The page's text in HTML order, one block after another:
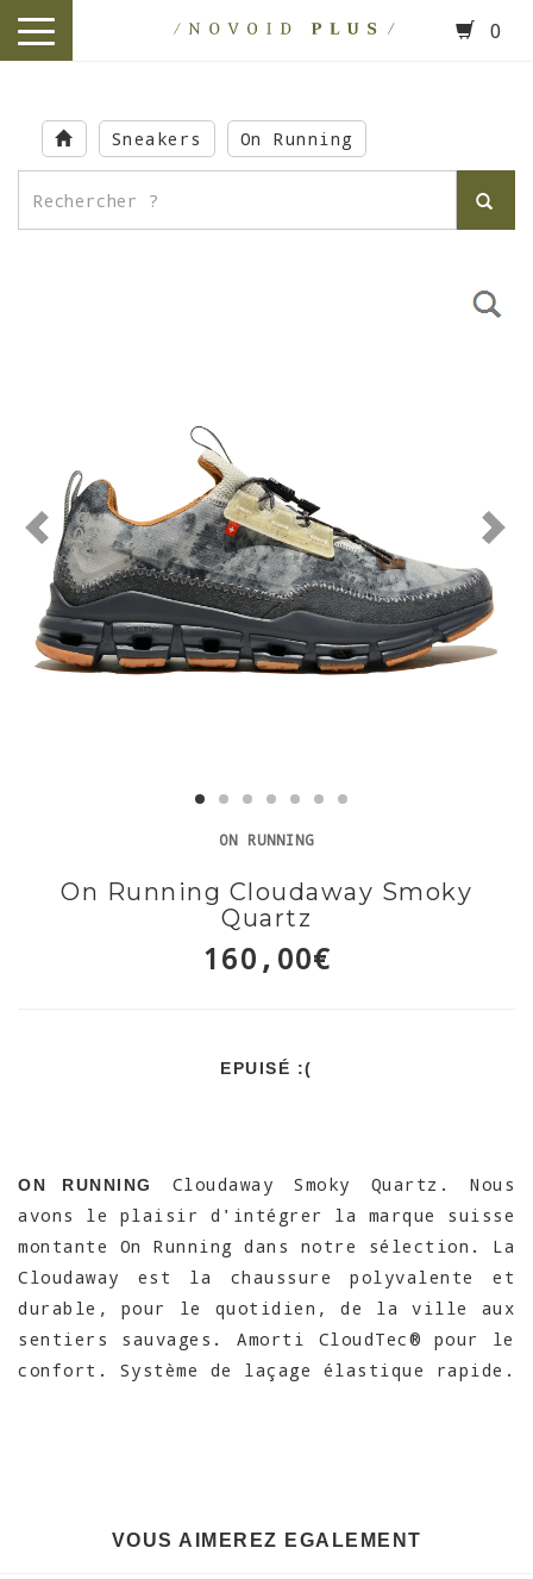
main
content
toggle
0
Sneakers On Running
ON RUNNING
On Running Cloudaway Smoky
Quartz
160,00€
EPUISÉ :(
ON RUNNING
Cloudaway Smoky Quartz. Nous
avons le plaisir d'intégrer la marque suisse
montante On Running dans notre sélection. La
Cloudaway est la chaussure polyvalente et
durable, pour le quotidien, de la ville aux
sentiers sauvages. Amorti CloudTec® pour le
confort. Système de laçage élastique rapide.
VOUS AIMEREZ EGALEMENT